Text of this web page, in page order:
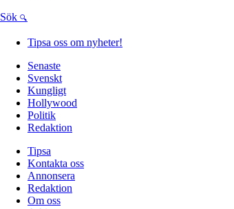
Sök
Tipsa oss om nyheter!
Senaste
Svenskt
Kungligt
Hollywood
Politik
Redaktion
Tipsa
Kontakta oss
Annonsera
Redaktion
Om oss